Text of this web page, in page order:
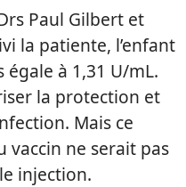
Paul Gilbert et
la patiente, l’enfant
égale à 1,31 U/mL.
la protection et
Mais ce
vaccin ne serait pas
injection.